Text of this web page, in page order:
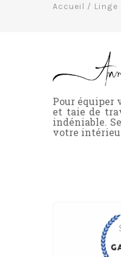
Accueil / Linge
Pour équiper
et taie de
indéniable.
votre